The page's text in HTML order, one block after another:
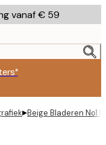
vanaf € 59
▸Beige Bladeren No1